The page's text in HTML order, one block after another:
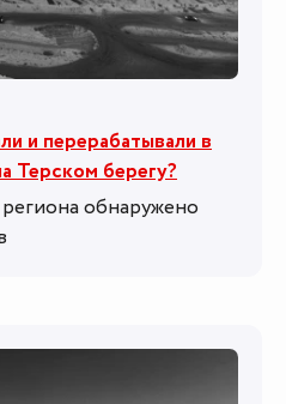
и перерабатывали в
Терском берегу?
обнаружено